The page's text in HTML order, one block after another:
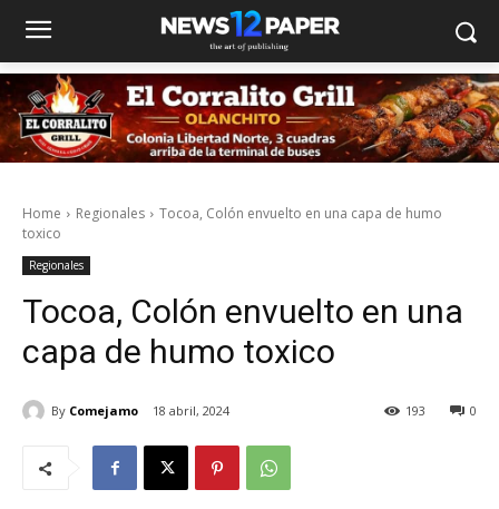
Home Regionales
Tocoa, Colón envuelto en una capa de humo
toxico
Regionales
Tocoa, Colón envuelto en una
capa de humo toxico
By Comejamo 18 abril, 2024 0
193